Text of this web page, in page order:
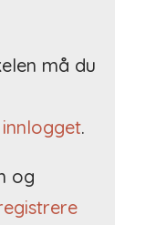
må du
innlogget.
og